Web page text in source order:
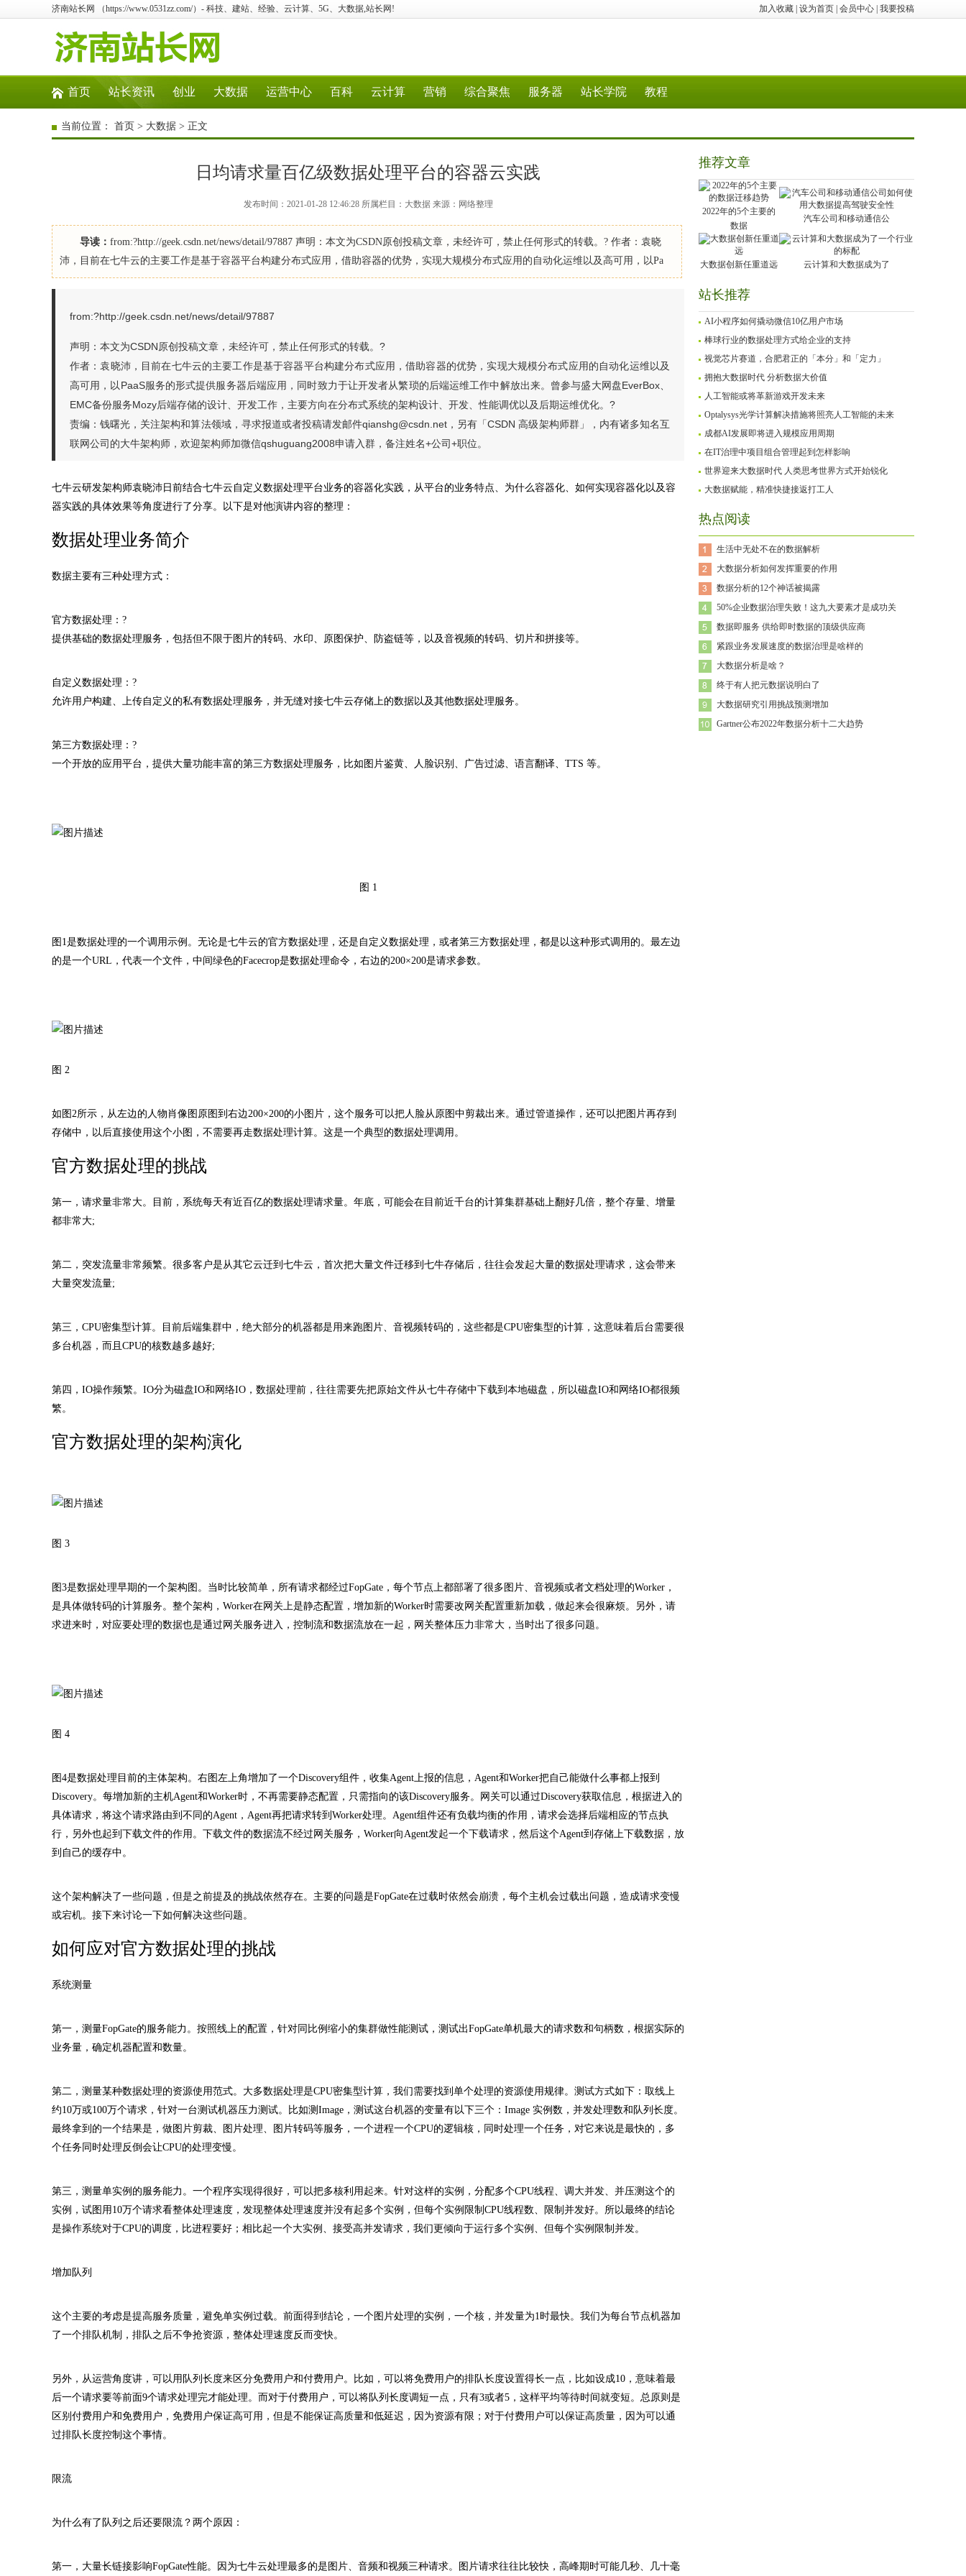
加入收藏 设为首页 会员中心 我要投稿
济南站长网 （https://www.0531zz.com/）- 科技、建站、经验、云计算、5G、大数据,站长网!
首页 站长资讯 创业 大数据 运营中心 百科 云计算 营销 综合聚焦 服务器 站长学院 教程
当前位置： 首页 > 大数据 > 正文
日均请求量百亿级数据处理平台的容器云实践
发布时间：2021-01-28 12:46:28 所属栏目：大数据 来源：网络整理
导读： from:?http://geek.csdn.net/news/detail/97887 声明：本文为CSDN原创投稿文章，未经许可，禁止任何形式的转载。? 作者：袁晓
沛，目前在七牛云的主要工作是基于容器平台构建分布式应用，借助容器的优势，实现大规模分布式应用的自动化运维以及高可用，以Pa
from:?http://geek.csdn.net/news/detail/97887
声明：本文为CSDN原创投稿文章，未经许可，禁止任何形式的转载。?
作者：袁晓沛，目前在七牛云的主要工作是基于容器平台构建分布式应用，借助容器的优势，实现大规模分布式应用的自动化运维以及
高可用，以PaaS服务的形式提供服务器后端应用，同时致力于让开发者从繁琐的后端运维工作中解放出来。曾参与盛大网盘EverBox、
EMC备份服务Mozy后端存储的设计、开发工作，主要方向在分布式系统的架构设计、开发、性能调优以及后期运维优化。?
责编：钱曙光，关注架构和算法领域，寻求报道或者投稿请发邮件qianshg@csdn.net，另有「CSDN 高级架构师群」，内有诸多知名互
联网公司的大牛架构师，欢迎架构师加微信qshuguang2008申请入群，备注姓名+公司+职位。
七牛云研发架构师袁晓沛日前结合七牛云自定义数据处理平台业务的容器化实践，从平台的业务特点、为什么容器化、如何实现容器化以及容
器实践的具体效果等角度进行了分享。以下是对他演讲内容的整理：
数据处理业务简介
数据主要有三种处理方式：
官方数据处理：?
提供基础的数据处理服务，包括但不限于图片的转码、水印、原图保护、防盗链等，以及音视频的转码、切片和拼接等。
自定义数据处理：?
允许用户构建、上传自定义的私有数据处理服务，并无缝对接七牛云存储上的数据以及其他数据处理服务。
第三方数据处理：?
一个开放的应用平台，提供大量功能丰富的第三方数据处理服务，比如图片鉴黄、人脸识别、广告过滤、语言翻译、TTS 等。
图 1
图1是数据处理的一个调用示例。无论是七牛云的官方数据处理，还是自定义数据处理，或者第三方数据处理，都是以这种形式调用的。最左边
的是一个URL，代表一个文件，中间绿色的Facecrop是数据处理命令，右边的200×200是请求参数。
图 2
如图2所示，从左边的人物肖像图原图到右边200×200的小图片，这个服务可以把人脸从原图中剪裁出来。通过管道操作，还可以把图片再存到
存储中，以后直接使用这个小图，不需要再走数据处理计算。这是一个典型的数据处理调用。
官方数据处理的挑战
第一，请求量非常大。目前，系统每天有近百亿的数据处理请求量。年底，可能会在目前近千台的计算集群基础上翻好几倍，整个存量、增量
都非常大;
第二，突发流量非常频繁。很多客户是从其它云迁到七牛云，首次把大量文件迁移到七牛存储后，往往会发起大量的数据处理请求，这会带来
大量突发流量;
第三，CPU密集型计算。目前后端集群中，绝大部分的机器都是用来跑图片、音视频转码的，这些都是CPU密集型的计算，这意味着后台需要很
多台机器，而且CPU的核数越多越好;
第四，IO操作频繁。IO分为磁盘IO和网络IO，数据处理前，往往需要先把原始文件从七牛存储中下载到本地磁盘，所以磁盘IO和网络IO都很频
繁。
官方数据处理的架构演化
图 3
图3是数据处理早期的一个架构图。当时比较简单，所有请求都经过FopGate，每个节点上都部署了很多图片、音视频或者文档处理的Worker，
是具体做转码的计算服务。整个架构，Worker在网关上是静态配置，增加新的Worker时需要改网关配置重新加载，做起来会很麻烦。另外，请
求进来时，对应要处理的数据也是通过网关服务进入，控制流和数据流放在一起，网关整体压力非常大，当时出了很多问题。
图 4
图4是数据处理目前的主体架构。右图左上角增加了一个Discovery组件，收集Agent上报的信息，Agent和Worker把自己能做什么事都上报到
Discovery。每增加新的主机Agent和Worker时，不再需要静态配置，只需指向的该Discovery服务。网关可以通过Discovery获取信息，根据进入的
具体请求，将这个请求路由到不同的Agent，Agent再把请求转到Worker处理。Agent组件还有负载均衡的作用，请求会选择后端相应的节点执
行，另外也起到下载文件的作用。下载文件的数据流不经过网关服务，Worker向Agent发起一个下载请求，然后这个Agent到存储上下载数据，放
到自己的缓存中。
这个架构解决了一些问题，但是之前提及的挑战依然存在。主要的问题是FopGate在过载时依然会崩溃，每个主机会过载出问题，造成请求变慢
或宕机。接下来讨论一下如何解决这些问题。
如何应对官方数据处理的挑战
系统测量
第一，测量FopGate的服务能力。按照线上的配置，针对同比例缩小的集群做性能测试，测试出FopGate单机最大的请求数和句柄数，根据实际的
业务量，确定机器配置和数量。
第二，测量某种数据处理的资源使用范式。大多数据处理是CPU密集型计算，我们需要找到单个处理的资源使用规律。测试方式如下：取线上
约10万或100万个请求，针对一台测试机器压力测试。比如测Image，测试这台机器的变量有以下三个：Image 实例数，并发处理数和队列长度。
最终拿到的一个结果是，做图片剪裁、图片处理、图片转码等服务，一个进程一个CPU的逻辑核，同时处理一个任务，对它来说是最快的，多
个任务同时处理反倒会让CPU的处理变慢。
第三，测量单实例的服务能力。一个程序实现得很好，可以把多核利用起来。针对这样的实例，分配多个CPU线程、调大并发、并压测这个的
实例，试图用10万个请求看整体处理速度，发现整体处理速度并没有起多个实例，但每个实例限制CPU线程数、限制并发好。所以最终的结论
是操作系统对于CPU的调度，比进程要好；相比起一个大实例、接受高并发请求，我们更倾向于运行多个实例、但每个实例限制并发。
增加队列
这个主要的考虑是提高服务质量，避免单实例过载。前面得到结论，一个图片处理的实例，一个核，并发量为1时最快。我们为每台节点机器加
了一个排队机制，排队之后不争抢资源，整体处理速度反而变快。
另外，从运营角度讲，可以用队列长度来区分免费用户和付费用户。比如，可以将免费用户的排队长度设置得长一点，比如设成10，意味着最
后一个请求要等前面9个请求处理完才能处理。而对于付费用户，可以将队列长度调短一点，只有3或者5，这样平均等待时间就变短。总原则是
区别付费用户和免费用户，免费用户保证高可用，但是不能保证高质量和低延迟，因为资源有限；对于付费用户可以保证高质量，因为可以通
过排队长度控制这个事情。
限流
为什么有了队列之后还要限流？两个原因：
第一，大量长链接影响FopGate性能。因为七牛云处理最多的是图片、音频和视频三种请求。图片请求往往比较快，高峰期时可能几秒、几十毫
推荐文章
2022年的5个主要的
数据
汽车公司和移动通信公
大数据创新任重道远 云计算和大数据成为了
站长推荐
AI小程序如何撬动微信10亿用户市场
棒球行业的数据处理方式给企业的支持
视觉芯片赛道，合肥君正的「本分」和「定力」
拥抱大数据时代 分析数据大价值
人工智能或将革新游戏开发未来
Optalysys光学计算解决措施将照亮人工智能的未来
成都AI发展即将进入规模应用周期
在IT治理中项目组合管理起到怎样影响
世界迎来大数据时代 人类思考世界方式开始锐化
大数据赋能，精准快捷接返打工人
热点阅读
生活中无处不在的数据解析
大数据分析如何发挥重要的作用
数据分析的12个神话被揭露
50%企业数据治理失败！这九大要素才是成功关
数据即服务 供给即时数据的顶级供应商
紧跟业务发展速度的数据治理是啥样的
大数据分析是啥？
终于有人把元数据说明白了
大数据研究引用挑战预测增加
Gartner公布2022年数据分析十二大趋势